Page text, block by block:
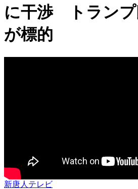
に干渉 トラン
が標的
新唐人テレビ